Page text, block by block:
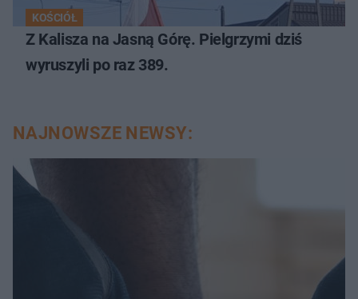
KOŚCIÓŁ
Z Kalisza na Jasną Górę. Pielgrzymi dziś
wyruszyli po raz 389.
NAJNOWSZE NEWSY: